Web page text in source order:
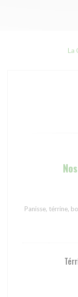
La
Panisse, térrine,